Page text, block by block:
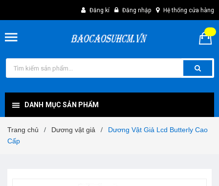
Đăng kí Đăng nhập Hệ thống cửa hàng
DANH MỤC SẢN PHẨM
Trang chủ / Dương vật giả /
Dương Vật Giả Lcd Butterly Cao
Cấp